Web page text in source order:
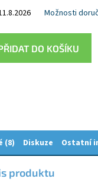
Možnosti
DO KOŠÍKU
(8) Diskuze Ostatní
produktu